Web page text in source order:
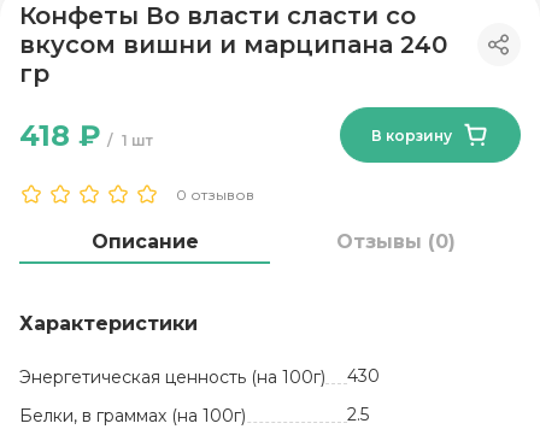
Конфеты Во власти сласти со
вкусом вишни и марципана 240
гр
0 отзывов
1 шт
418 ₽ В корзину
Описание Отзывы (0)
Характеристики
Энергетическая ценность (на 100г)
430
Белки, в граммах (на 100г)
2.5